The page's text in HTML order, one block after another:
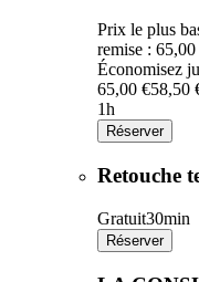
Prix le plus
remise : 65,00
Économisez
65,00 €58,50
1h
Réserver
Retouche
Gratuit30min
Réserver